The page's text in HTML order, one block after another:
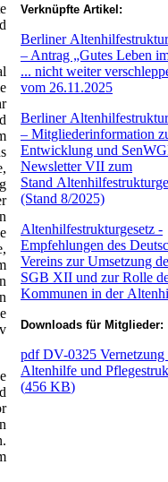
Verknüpfte Artikel:
Berliner
– Antrag „Gutes Leben
... nicht weiter
vom 26.11.2025
Berliner
– Mitgliederinformation
Entwicklung und
Newsletter VII zum
Stand
(Stand 8/2025)
Altenhilfestrukturgesetz -
Empfehlungen des
Vereins zur Umsetzung
SGB XII und zur Rolle
Kommunen in der
Downloads für Mitglieder:
pdfDV-0325 Vernetzung
Altenhilfe und
(456 KB)